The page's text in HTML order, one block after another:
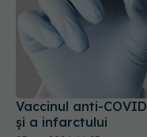
Vaccinul anti-
03 aug 2024, 16:27